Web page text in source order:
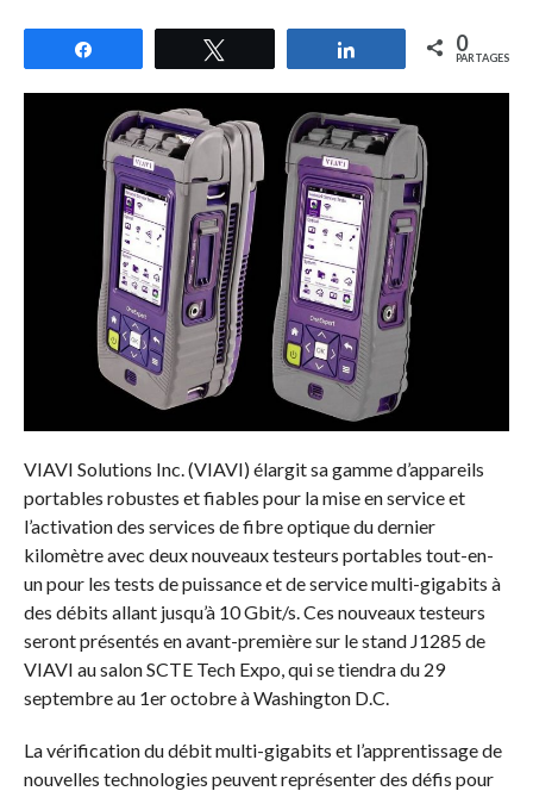
Partagez 0
PARTAGES
VIAVI Solutions Inc. (VIAVI) élargit sa gamme d’appareils
portables robustes et fiables pour la mise en service et
l’activation des services de fibre optique du dernier
kilomètre avec deux nouveaux testeurs portables tout-en-
un pour les tests de puissance et de service multi-gigabits à
des débits allant jusqu’à 10 Gbit/s. Ces nouveaux testeurs
seront présentés en avant-première sur le stand J1285 de
VIAVI au salon SCTE Tech Expo, qui se tiendra du 29
septembre au 1er octobre à Washington D.C.
La vérification du débit multi-gigabits et l’apprentissage de
nouvelles technologies peuvent représenter des défis pour